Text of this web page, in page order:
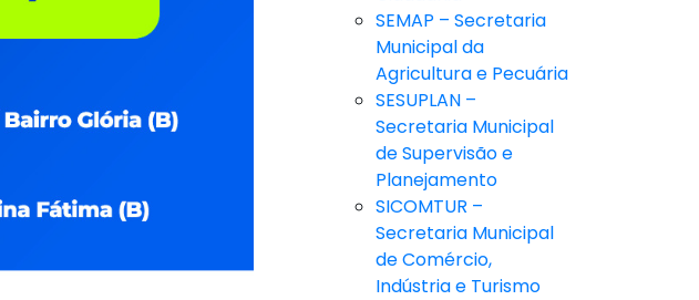
SEMAP – Secretaria
Municipal da
Agricultura e Pecuária
SESUPLAN –
Secretaria Municipal
de Supervisão e
Planejamento
SICOMTUR –
Secretaria Municipal
de Comércio,
Indústria e Turismo